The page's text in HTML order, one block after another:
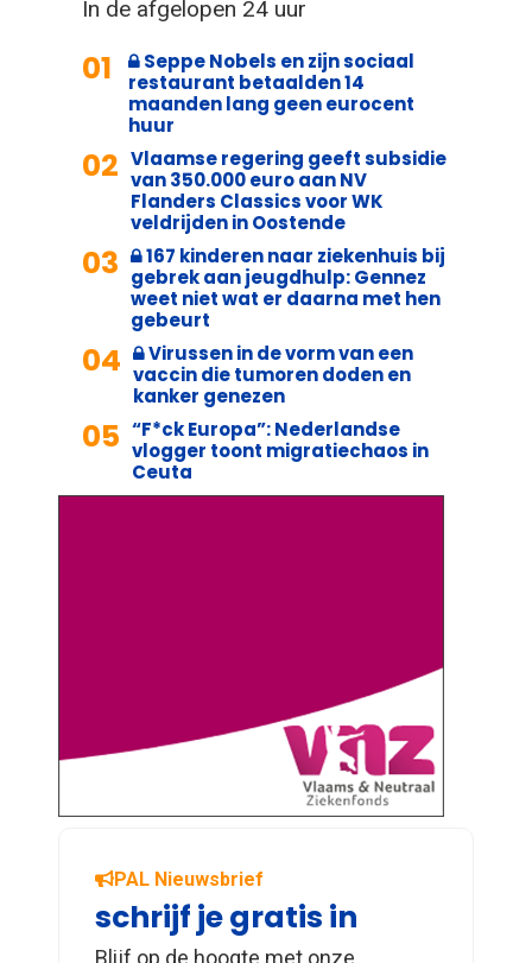
In de afgelopen 24 uur
01
Seppe Nobels en zijn sociaal
restaurant betaalden 14
maanden lang geen eurocent
huur
02 Vlaamse regering geeft subsidie
van 350.000 euro aan NV
Flanders Classics voor WK
veldrijden in Oostende
03
167 kinderen naar ziekenhuis bij
gebrek aan jeugdhulp: Gennez
weet niet wat er daarna met hen
gebeurt
04
Virussen in de vorm van een
vaccin die tumoren doden en
kanker genezen
05 “F*ck Europa”: Nederlandse
vlogger toont migratiechaos in
Ceuta
PAL Nieuwsbrief
schrijf je gratis in
Blijf op de hoogte met onze